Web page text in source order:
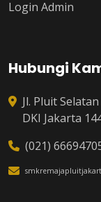
Login Admin
Hubungi
Jl. Pluit
DKI Jakarta
(021)